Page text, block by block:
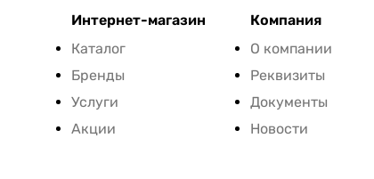
Интернет-магазин
Каталог
Бренды
Услуги
Акции
Компания
О компании
Реквизиты
Документы
Новости